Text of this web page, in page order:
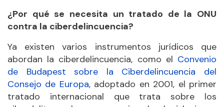
¿Por qué se necesita un tratado de la ONU
contra la ciberdelincuencia?
Ya existen varios instrumentos jurídicos que
abordan la ciberdelincuencia, como el Convenio
de Budapest sobre la Ciberdelincuencia del
Consejo de Europa, adoptado en 2001, el primer
tratado internacional que trata sobre los